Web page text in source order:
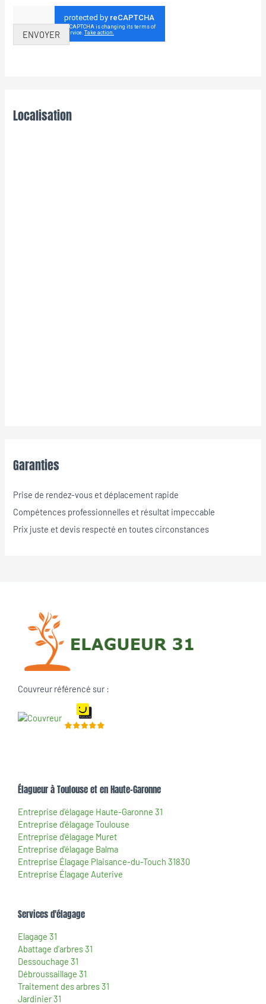
ENVOYER
Localisation
Garanties
Prise de rendez-vous et déplacement rapide
Compétences professionnelles et résultat impeccable
Prix juste et devis respecté en toutes circonstances
Couvreur référencé sur :
Élagueur à Toulouse et en Haute-Garonne
Entreprise d'élagage Haute-Garonne 31
Entreprise d'élagage Toulouse
Entreprise d'élagage Muret
Entreprise d'élagage Balma
Entreprise Élagage Plaisance-du-Touch 31830
Entreprise Élagage Auterive
Services d'élagage
Elagage 31
Abattage d'arbres 31
Dessouchage 31
Débroussaillage 31
Traitement des arbres 31
Jardinier 31